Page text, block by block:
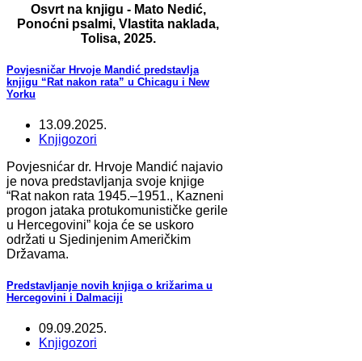
Osvrt na knjigu - Mato Nedić,
Ponoćni psalmi, Vlastita naklada,
Tolisa, 2025.
Povjesničar Hrvoje Mandić predstavlja
knjigu “Rat nakon rata” u Chicagu i New
Yorku
13.09.2025.
Knjigozori
Povjesnićar dr. Hrvoje Mandić najavio
je nova predstavljanja svoje knjige
“Rat nakon rata 1945.–1951., Kazneni
progon jataka protukomunističke gerile
u Hercegovini” koja će se uskoro
održati u Sjedinjenim Američkim
Državama.
Predstavljanje novih knjiga o križarima u
Hercegovini i Dalmaciji
09.09.2025.
Knjigozori